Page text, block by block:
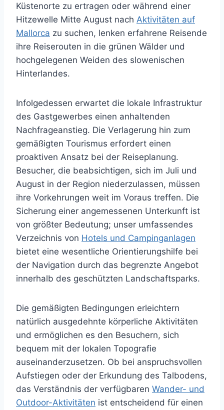
Küstenorte zu ertragen oder während einer
Hitzewelle Mitte August nach Aktivitäten auf
Mallorca zu suchen, lenken erfahrene Reisende
ihre Reiserouten in die grünen Wälder und
hochgelegenen Weiden des slowenischen
Hinterlandes.
Infolgedessen erwartet die lokale Infrastruktur
des Gastgewerbes einen anhaltenden
Nachfrageanstieg. Die Verlagerung hin zum
gemäßigten Tourismus erfordert einen
proaktiven Ansatz bei der Reiseplanung.
Besucher, die beabsichtigen, sich im Juli und
August in der Region niederzulassen, müssen
ihre Vorkehrungen weit im Voraus treffen. Die
Sicherung einer angemessenen Unterkunft ist
von größter Bedeutung; unser umfassendes
Verzeichnis von Hotels und Campinganlagen
bietet eine wesentliche Orientierungshilfe bei
der Navigation durch das begrenzte Angebot
innerhalb des geschützten Landschaftsparks.
Die gemäßigten Bedingungen erleichtern
natürlich ausgedehnte körperliche Aktivitäten
und ermöglichen es den Besuchern, sich
bequem mit der lokalen Topografie
auseinanderzusetzen. Ob bei anspruchsvollen
Aufstiegen oder der Erkundung des Talbodens,
das Verständnis der verfügbaren Wander- und
Outdoor-Aktivitäten ist entscheidend für einen